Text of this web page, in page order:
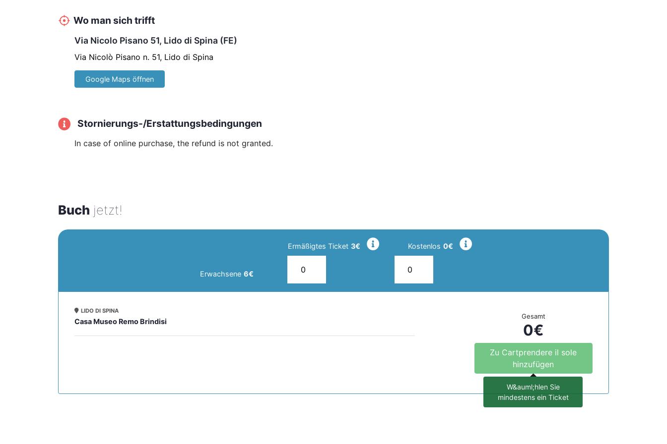
Wo man sich trifft
Via Nicolo Pisano 51, Lido di Spina (FE)
Via Nicolò Pisano n. 51, Lido di Spina
Google Maps öffnen
Stornierungs-/Erstattungsbedingungen
In case of online purchase, the refund is not granted.
Buch jetzt!
Erwachsene 6€
Ermäßigtes Ticket 3€ Kostenlos 0€
LIDO DI SPINA
Casa Museo Remo Brindisi
Gesamt
0€
Zu Cartprendere il sole
hinzufügen
W&auml;hlen Sie
mindestens ein Ticket